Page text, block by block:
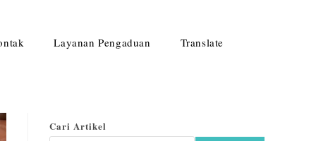
Layanan Pengaduan Translate
Cari Artikel